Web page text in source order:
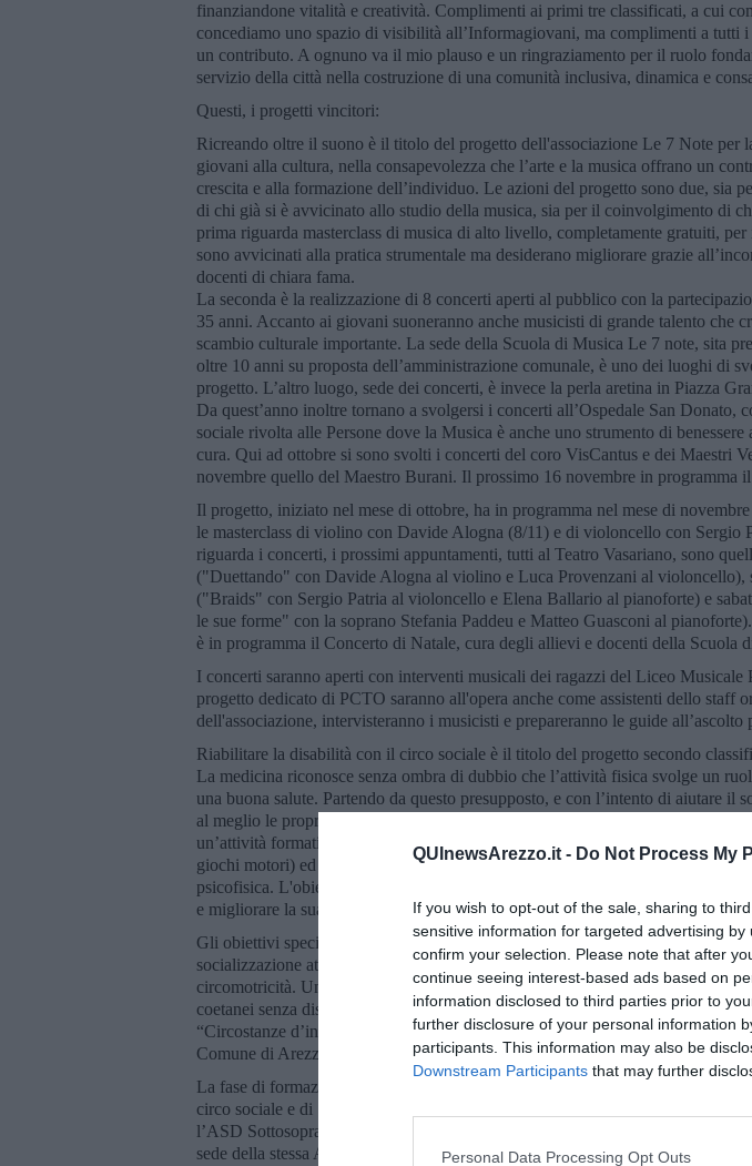
QUInewsArezzo.it - Do Not Process My
If you wish to opt-out of the sale, sharing to
sensitive information for targeted advertising
confirm your selection. Please note that after
continue seeing interest-based ads based on
information disclosed to third parties prior to
further disclosure of your personal information
participants. This information may also be
Downstream Participants that may further
Personal Data Processing Opt Outs
finanziandone vitalità e creatività. Complimenti ai primi tre classificati, a cui
concediamo uno spazio di visibilità all’Informagiovani, ma complimenti a tutti i
un contributo. A ognuno va il mio plauso e un ringraziamento per il ruolo
servizio della città nella costruzione di una comunità inclusiva, dinamica e
Questi, i progetti vincitori:
Ricreando oltre il suono è il titolo del progetto dell'associazione Le 7 Note per
giovani alla cultura, nella consapevolezza che l’arte e la musica offrano un
crescita e alla formazione dell’individuo. Le azioni del progetto sono due, sia
di chi già si è avvicinato allo studio della musica, sia per il coinvolgimento di
prima riguarda masterclass di musica di alto livello, completamente gratuiti,
sono avvicinati alla pratica strumentale ma desiderano migliorare grazie
docenti di chiara fama.
La seconda è la realizzazione di 8 concerti aperti al pubblico con la
35 anni. Accanto ai giovani suoneranno anche musicisti di grande talento che
scambio culturale importante. La sede della Scuola di Musica Le 7 note, sita
oltre 10 anni su proposta dell’amministrazione comunale, è uno dei luoghi di
progetto. L’altro luogo, sede dei concerti, è invece la perla aretina in Piazza
Da quest’anno inoltre tornano a svolgersi i concerti all’Ospedale San Donato,
sociale rivolta alle Persone dove la Musica è anche uno strumento di benessere
cura. Qui ad ottobre si sono svolti i concerti del coro VisCantus e dei Maestri
novembre quello del Maestro Burani. Il prossimo 16 novembre in programma
Il progetto, iniziato nel mese di ottobre, ha in programma nel mese di novembre
le masterclass di violino con Davide Alogna (8/11) e di violoncello con Sergio
riguarda i concerti, i prossimi appuntamenti, tutti al Teatro Vasariano, sono
("Duettando" con Davide Alogna al violino e Luca Provenzani al violoncello),
("Braids" con Sergio Patria al violoncello e Elena Ballario al pianoforte) e
le sue forme" con la soprano Stefania Paddeu e Matteo Guasconi al
è in programma il Concerto di Natale, cura degli allievi e docenti della Scuola
I concerti saranno aperti con interventi musicali dei ragazzi del Liceo Musicale
progetto dedicato di PCTO saranno all'opera anche come assistenti dello staff
dell'associazione, intervisteranno i musicisti e prepareranno le guide
Riabilitare la disabilità con il circo sociale è il titolo del progetto secondo
La medicina riconosce senza ombra di dubbio che l’attività fisica svolge un
una buona salute. Partendo da questo presupposto, e con l’intento di aiutare il
al meglio le proprie capacità, scoprirne di nuove e incrementarle, ASD
un’attività formativa ludico motoria nel campo delle attività sportive (giocoleria,
giochi motori) ed espressive (clowneria, arti circensi, tecniche teatrali) a favore
psicofisica. L'obiettivo generale del progetto è lo sviluppo globale
e migliorare la sua personale motricità e le sue soggettive capacità relazionali
Gli obiettivi specifici delle lezioni sono quelli di favorire la motricità, la
socializzazione attraverso metodiche innovative quali la giocoleria,
circomotricità. Un terzo obiettivo è favorire l'inclusione e la socializzazione
coetanei senza disabilità, visto che le attività sono aperte anche a loro ed ai
“Circostanze d’incontro”, attività già in essere in collaborazione con vari
Comune di Arezzo.
La fase di formazione prevede 15 lezioni, iniziate nel mese di ottobre, con la
circo sociale e di 1 operatore educatore con specifica competenza da effettuare
l’ASD Sottosopra, partner del progetto. Alla fine del percorso formativo è
sede della stessa Associazione aperto alla cittadinanza che ha un duplice scopo: